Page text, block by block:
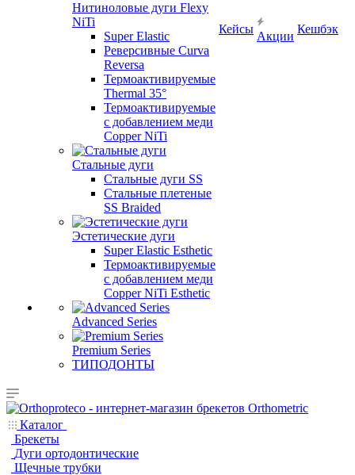
Нитиноловые дуги Flexy
NiTi
Super Elastic
Реверсивные Curva
Reversa
Термоактивируемые
Thermal 35°
Термоактивируемые
с добавлением меди
Copper NiTi
Стальные дуги
Стальные дуги SS
Стальные плетеные
SS Braided
Эстетические дуги
Super Elastic Esthetic
Термоактивируемые
с добавлением меди
Copper NiTi Esthetic
Advanced Series
Premium Series
ТИПОДОНТЫ
Кейсы
Акции
Кешбэк
Каталог
Брекеты
Дуги ортодонтические
Щечные трубки